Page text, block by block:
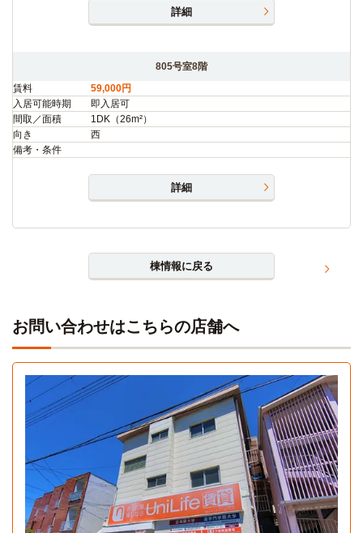
詳細
805号室8階
賃料
59,000円
入居可能時期
即入居可
間取／面積
1DK（26m²）
向き
西
備考・条件
詳細
棟情報に戻る
お問い合わせはこちらの店舗へ